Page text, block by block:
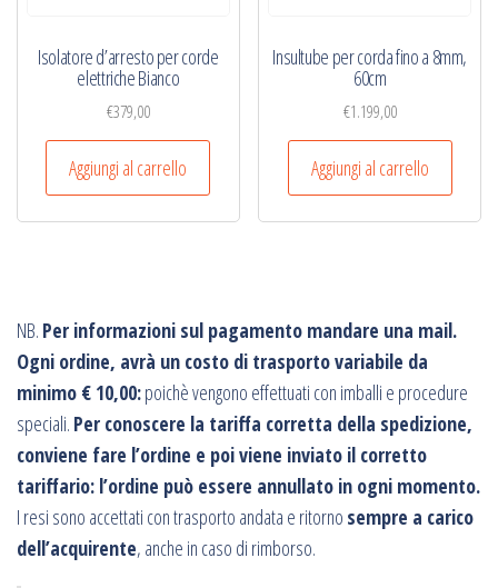
Isolatore d’arresto per corde
elettriche Bianco
€379,00
Aggiungi al carrello
Insultube per corda fino a 8mm,
60cm
€1.199,00
Aggiungi al carrello
NB. Per informazioni sul pagamento mandare una mail.
Ogni ordine, avrà un costo di trasporto variabile da
minimo € 10,00:poichè vengono effettuati con imballi e procedure
speciali. Per conoscere la tariffa corretta della spedizione,
conviene fare l’ordine e poi viene inviato il corretto
tariffario: l’ordine può essere annullato in ogni momento.
I resi sono accettati con trasporto andata e ritorno sempre a carico
dell’acquirente, anche in caso di rimborso.